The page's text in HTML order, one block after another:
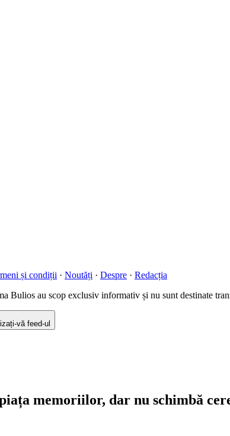
și condiții · Noutăți · Despre · Redacția
Bulios au scop exclusiv informativ și nu sunt destinate
vă feed-ul
memoriilor, dar nu schimbă